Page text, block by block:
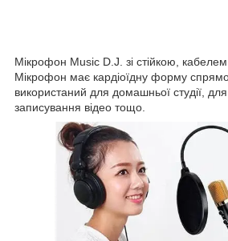
Мікрофон Music D.J. зі стійкою, кабелем
Мікрофон має кардіоїдну форму
використаний для домашньої студії,
записування відео тощо.